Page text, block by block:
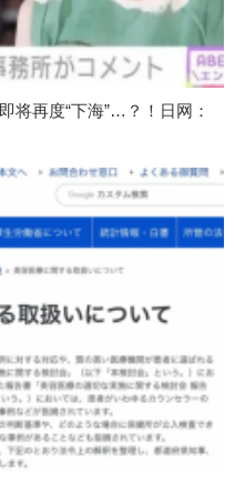
将再度“下海”…？！日网：